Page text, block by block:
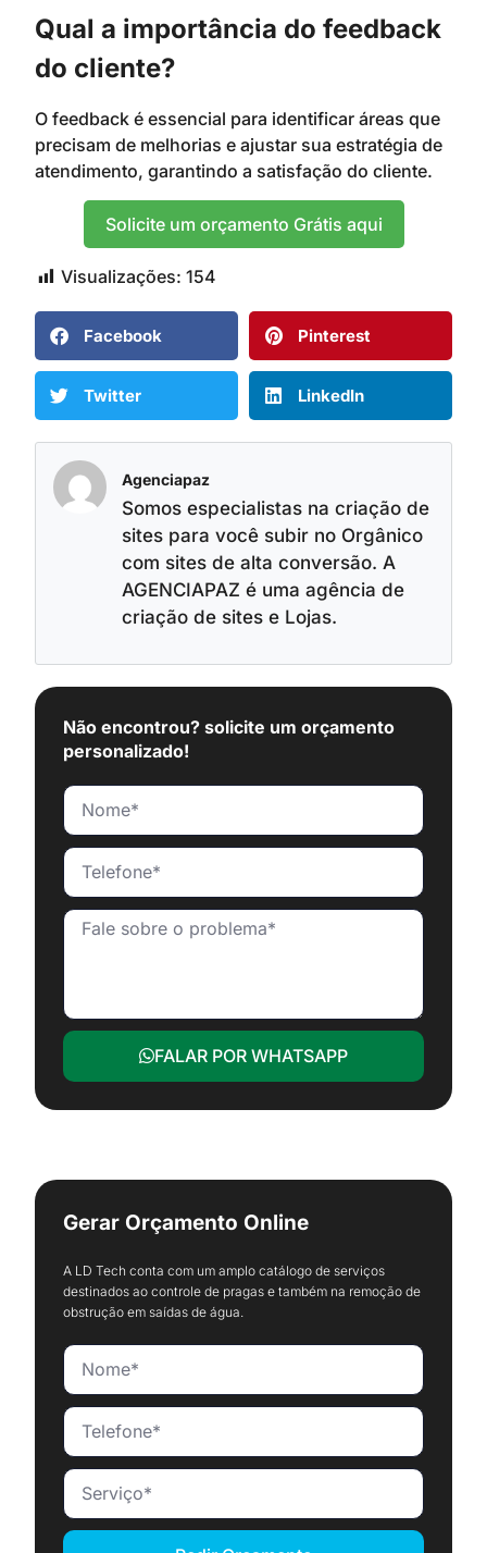
Qual a importância do feedback
do cliente?
O feedback é essencial para identificar áreas que
precisam de melhorias e ajustar sua estratégia de
atendimento, garantindo a satisfação do cliente.
Solicite um orçamento Grátis aqui
Visualizações: 154
Facebook Pinterest
Twitter LinkedIn
Agenciapaz
Somos especialistas na criação de
sites para você subir no Orgânico
com sites de alta conversão. A
AGENCIAPAZ é uma agência de
criação de sites e Lojas.
Não encontrou? solicite um orçamento
personalizado!
FALAR POR WHATSAPP
Gerar Orçamento Online
A LD Tech conta com um amplo catálogo de serviços
destinados ao controle de pragas e também na remoção de
obstrução em saídas de água.